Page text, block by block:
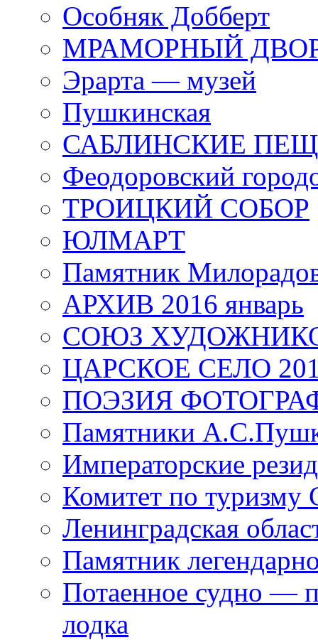
Особняк Добберт
МРАМОРНЫЙ
Эрарта — музей
Пушкинская
САБЛИНСКИЕ
Феодоровский
ТРОИЦКИЙ СОБОР
ЮЛМАРТ
Памятник
АРХИВ 2016 январь
СОЮЗ
ЦАРСКОЕ СЕЛО
ПОЭЗИЯ
Памятники
Императорские
Комитет по туризму
Ленинградская
Памятник
Потаенное судно —
лодка